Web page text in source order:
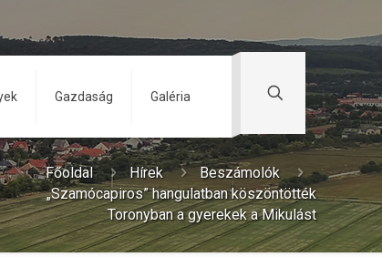
Gazdaság Galéria
Főoldal Hírek
Beszámolók
„Szamócapiros” hangulatban köszöntötték
Toronyban a gyerekek a Mikulást